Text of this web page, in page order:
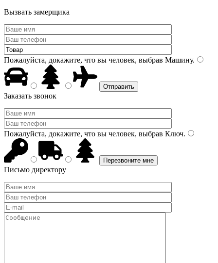
Вызвать замерщика
Пожалуйста, докажите, что вы человек, выбрав Машину.
Заказать звонок
Пожалуйста, докажите, что вы человек, выбрав Ключ.
Письмо директору